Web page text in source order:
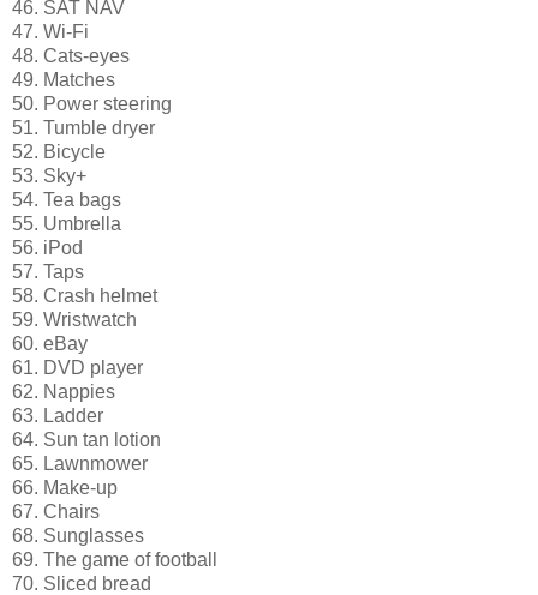
46. SAT NAV
47. Wi-Fi
48. Cats-eyes
49. Matches
50. Power steering
51. Tumble dryer
52. Bicycle
53. Sky+
54. Tea bags
55. Umbrella
56. iPod
57. Taps
58. Crash helmet
59. Wristwatch
60. eBay
61. DVD player
62. Nappies
63. Ladder
64. Sun tan lotion
65. Lawnmower
66. Make-up
67. Chairs
68. Sunglasses
69. The game of football
70. Sliced bread